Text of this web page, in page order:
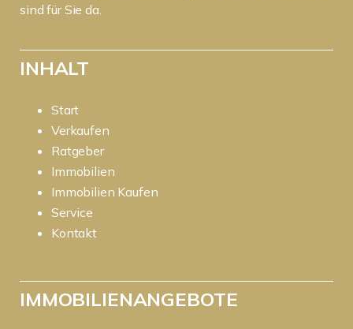
sind für Sie da.
INHALT
Start
Verkaufen
Ratgeber
Immobilien
Immobilien Kaufen
Service
Kontakt
IMMOBILIENANGEBOTE